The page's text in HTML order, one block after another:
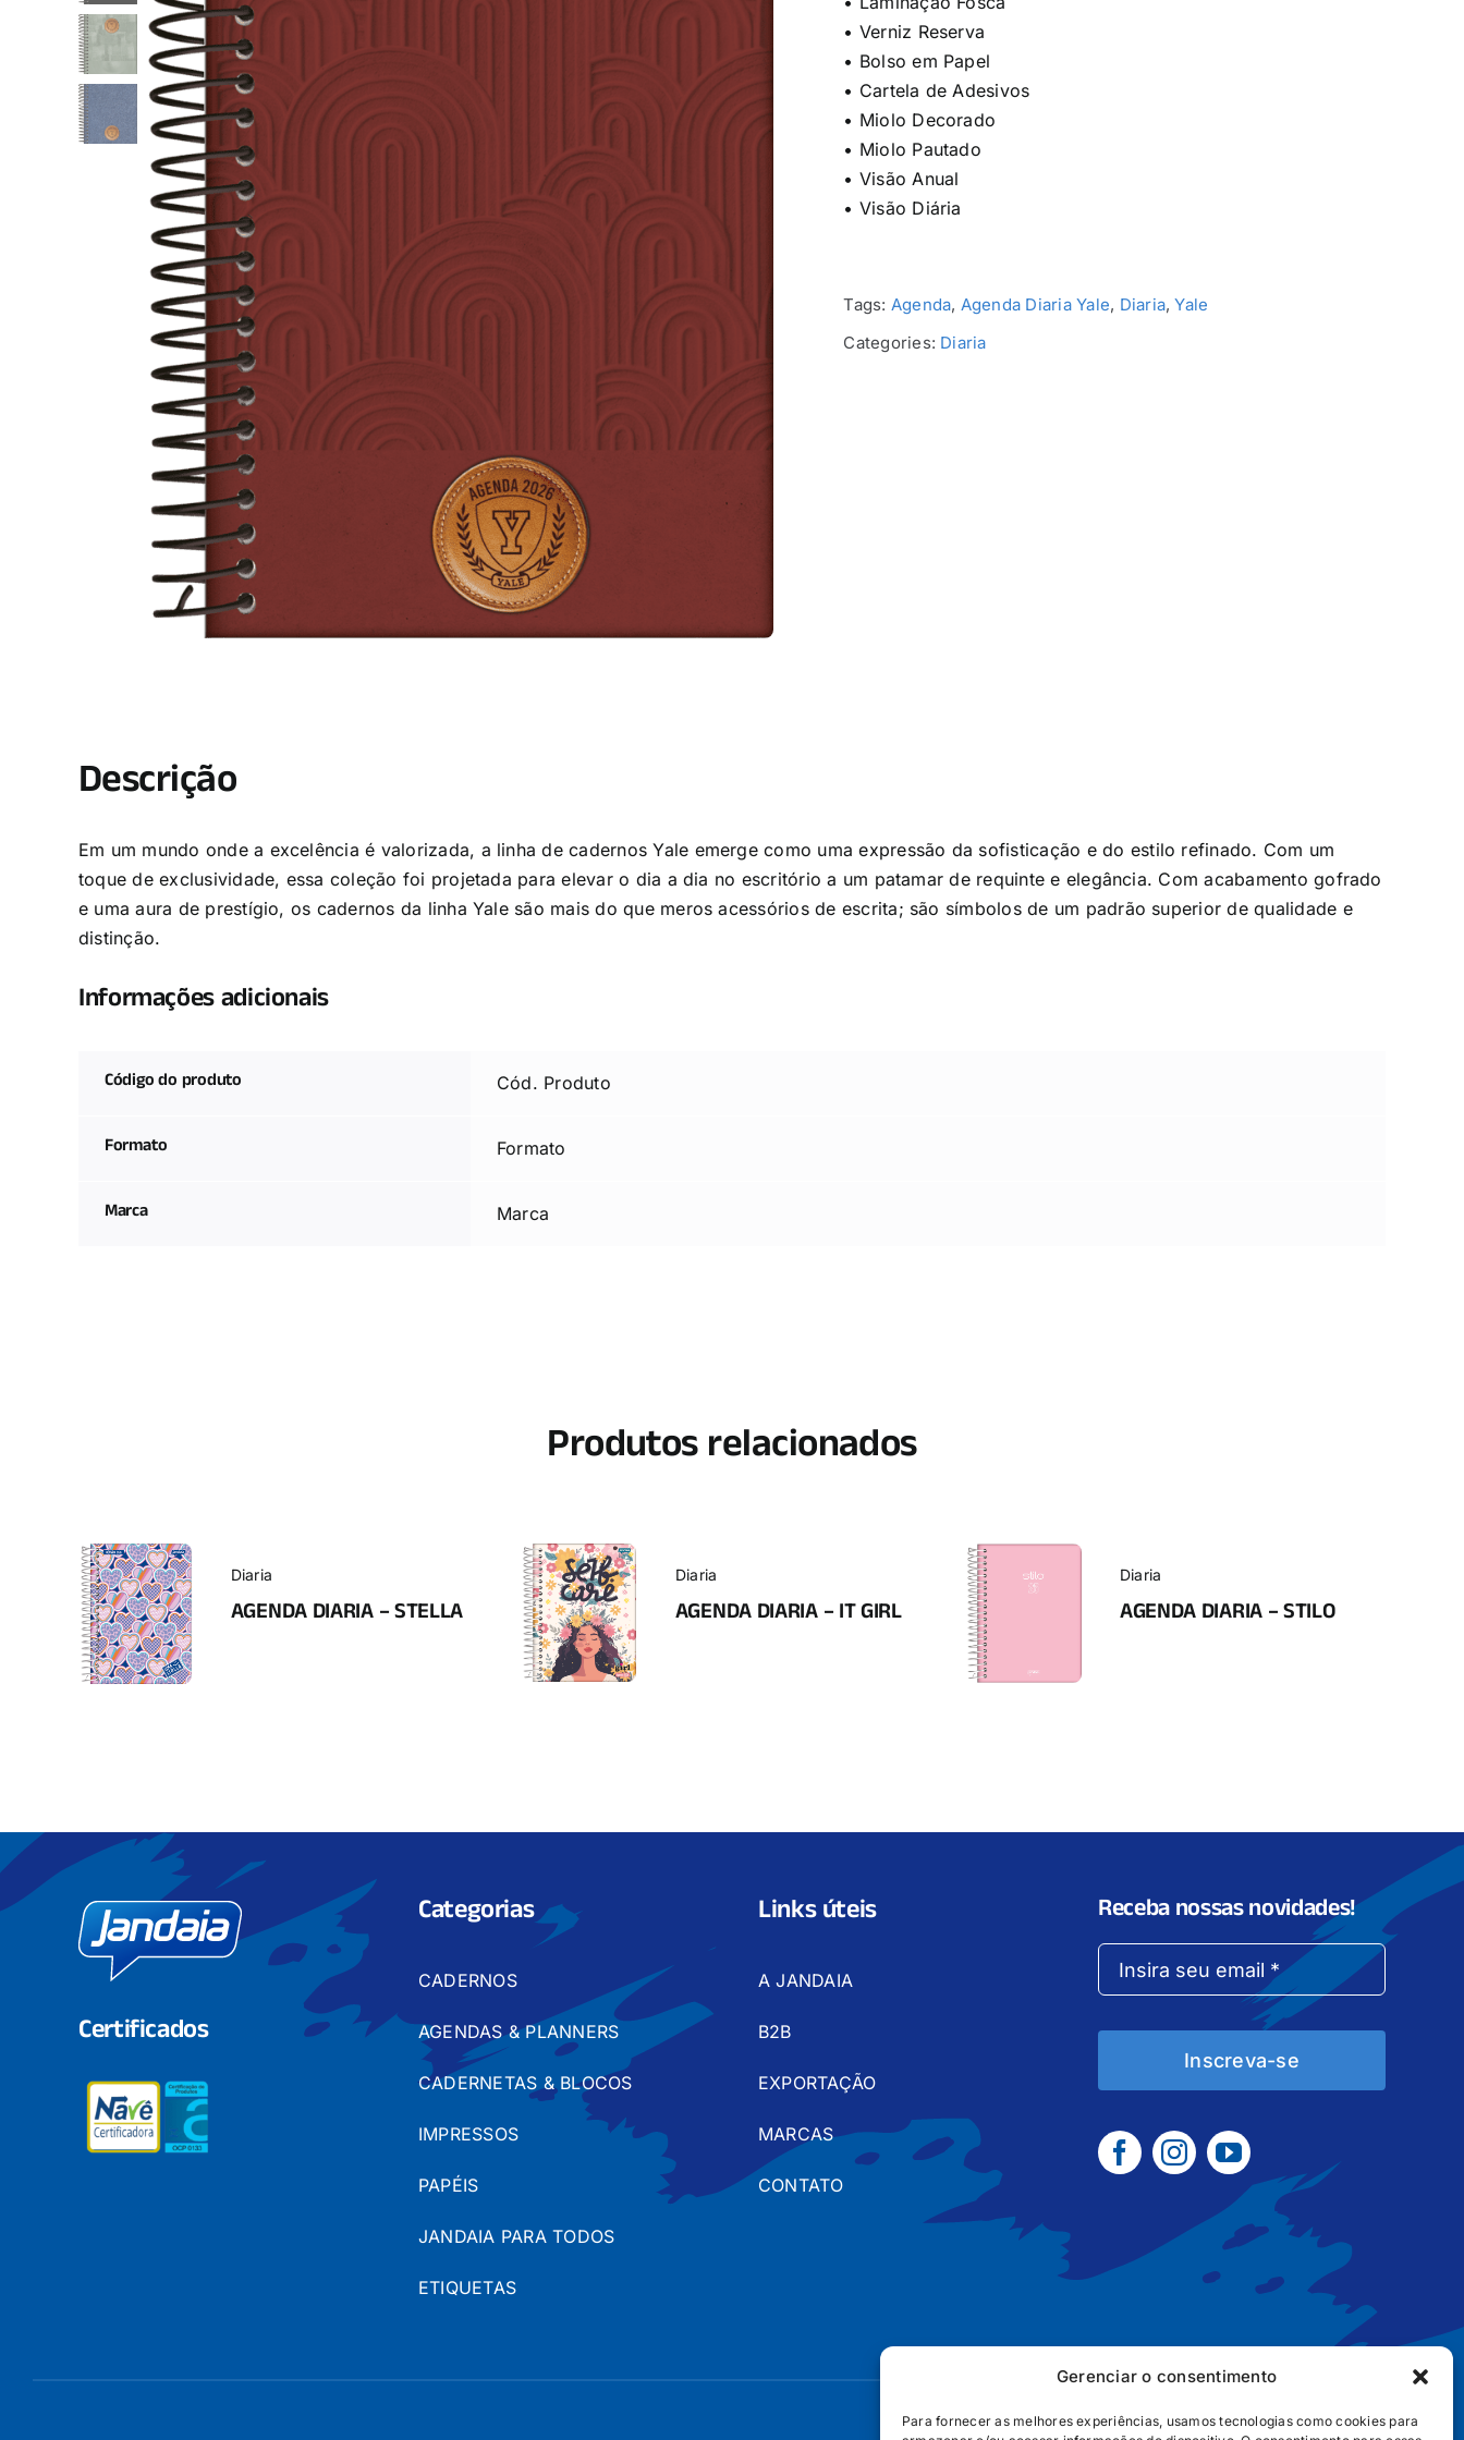
Gerenciar o consentimento
Para fornecer as melhores experiências, usamos tecnologias como cookies para
• Verniz Reserva
• Bolso em Papel
• Cartela de Adesivos
• Miolo Decorado
• Miolo Pautado
• Visão Anual
• Visão Diária
Tags: Agenda, Agenda Diaria Yale, Diaria,Yale
Categories: Diaria
Descrição
Em um mundo onde a excelência é valorizada, a linha de cadernos Yale emerge como uma expressão da sofisticação e do estilo refinado. Com um
toque de exclusividade, essa coleção foi projetada para elevar o dia a dia no escritório a um patamar de requinte e elegância. Com acabamento gofrado
e uma aura de prestígio, os cadernos da linha Yale são mais do que meros acessórios de escrita; são símbolos de um padrão superior de qualidade e
distinção.
Informações adicionais
Código do produto Cód. Produto
Formato Formato
Marca Marca
Produtos relacionados
Diaria
AGENDA DIARIA – STELLA
Diaria
AGENDA DIARIA – IT GIRL
Diaria
AGENDA DIARIA – STILO
Certificados
Categorias
CADERNOS
AGENDAS & PLANNERS
CADERNETAS & BLOCOS
IMPRESSOS
PAPÉIS
JANDAIA PARA TODOS
ETIQUETAS
Links úteis
A JANDAIA
B2B
EXPORTAÇÃO
MARCAS
CONTATO
Receba nossas novidades!
Inscreva-se